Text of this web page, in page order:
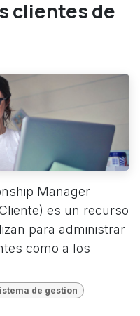
clientes de
Manager
es un recurso
para administrar
como a los
de gestion